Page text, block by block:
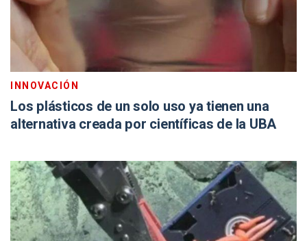
INNOVACIÓN
Los plásticos de un solo uso ya tienen una
alternativa creada por científicas de la UBA